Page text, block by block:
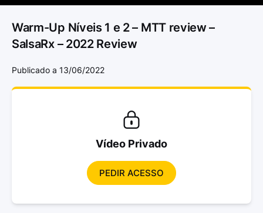
Warm-Up Níveis 1 e 2 – MTT review –
SalsaRx – 2022 Review
Publicado a 13/06/2022
Vídeo Privado
PEDIR ACESSO